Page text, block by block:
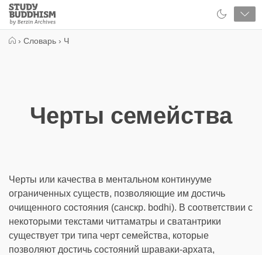
Close
Study
Buddhism
› Словарь › Ч
Черты семейства
Черты или качества в ментальном континууме
ограниченных существ, позволяющие им достичь
очищенного состояния (санскр. bodhi). В соответствии с
некоторыми текстами читтаматры и сватантрики
существует три типа черт семейства, которые
позволяют достичь состояний шраваки-архата,